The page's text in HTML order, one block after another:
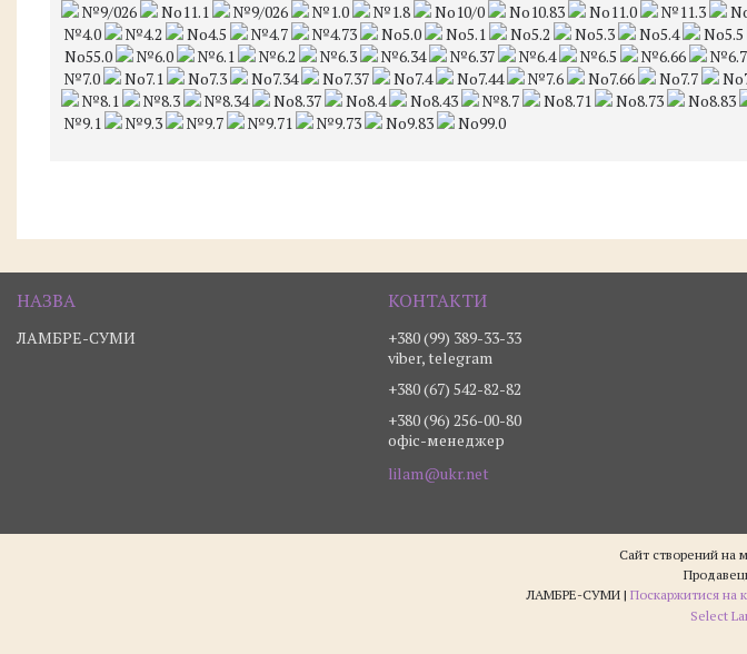
№9/026
No11.1 №9/026 №1.0 №1.8 No10/0 No10.83 No11.0 №11.3
№4.0
№4.2 No4.5 №4.7 №4.73 No5.0 No5.1 No5.2 No5.3 No5.4 No5.5
No55.0
№6.0 №6.1 №6.2 №6.3 №6.34 №6.37 №6.4 №6.5 №6.66 №6.7
№7.0
No7.1 No7.3 No7.34 No7.37 No7.4 No7.44 №7.6 No7.66 No7.7
№8.1
№8.3 №8.34 No8.37 No8.4 No8.43 №8.7 No8.71 No8.73 No8.83
№9.1
№9.3 №9.7 №9.71 №9.73 No9.83 No99.0
ЛАМБРЕ-СУМИ
+380 (99) 389-33-33
viber, telegram
+380 (67) 542-82-82
+380 (96) 256-00-80
офіс-менеджер
lilam@ukr.net
Сайт створений на
ЛАМБРЕ-СУМИ | Поскаржитися на
Select